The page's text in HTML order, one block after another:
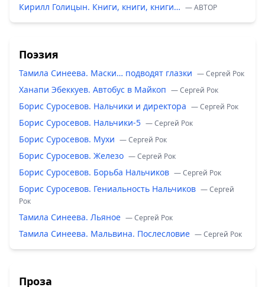
Кирилл Голицын. Книги, книги, книги… — ABTOP
Поэзия
Тамила Синеева. Маски… подводят глазки — Сергей Рок
Ханапи Эбеккуев. Автобус в Майкоп — Сергей Рок
Борис Суросевов. Нальчики и директора — Сергей Рок
Борис Суросевов. Нальчики-5 — Сергей Рок
Борис Суросевов. Мухи — Сергей Рок
Борис Суросевов. Железо — Сергей Рок
Борис Суросевов. Борьба Нальчиков — Сергей Рок
Борис Суросевов. Гениальность Нальчиков — Сергей
Рок
Тамила Синеева. Льяное — Сергей Рок
Тамила Синеева. Мальвина. Послесловие — Сергей Рок
Проза